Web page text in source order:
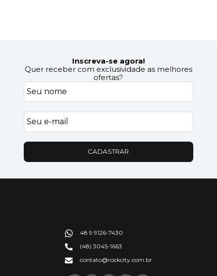
Inscreva-se agora!
Quer receber com exclusividade as melhores
ofertas?
CADASTRAR
48 9 9126-7430
(48) 3045-1663
contato@rockcity.com.br